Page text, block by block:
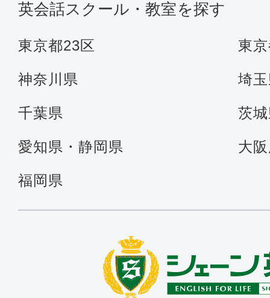
英会話スクール・教室を探す
東京都23区 東
神奈川県 埼
千葉県 茨
愛知県・静岡県 大
福岡県